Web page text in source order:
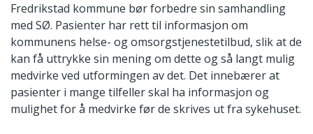
Fredrikstad kommune bør forbedre sin samhandling
med SØ. Pasienter har rett til informasjon om
kommunens helse- og omsorgstjenestetilbud, slik at de
kan få uttrykke sin mening om dette og så langt mulig
medvirke ved utformingen av det. Det innebærer at
pasienter i mange tilfeller skal ha informasjon og
mulighet for å medvirke før de skrives ut fra sykehuset.